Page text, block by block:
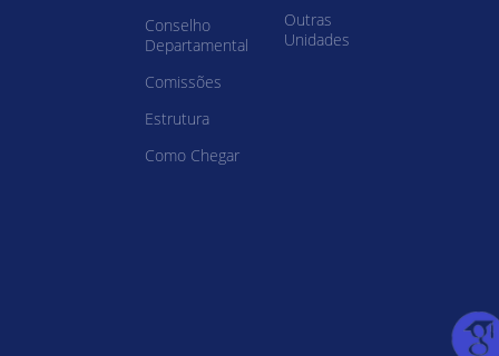
Conselho
Departamental
Comissões
Estrutura
Como Chegar
Outras
Unidades